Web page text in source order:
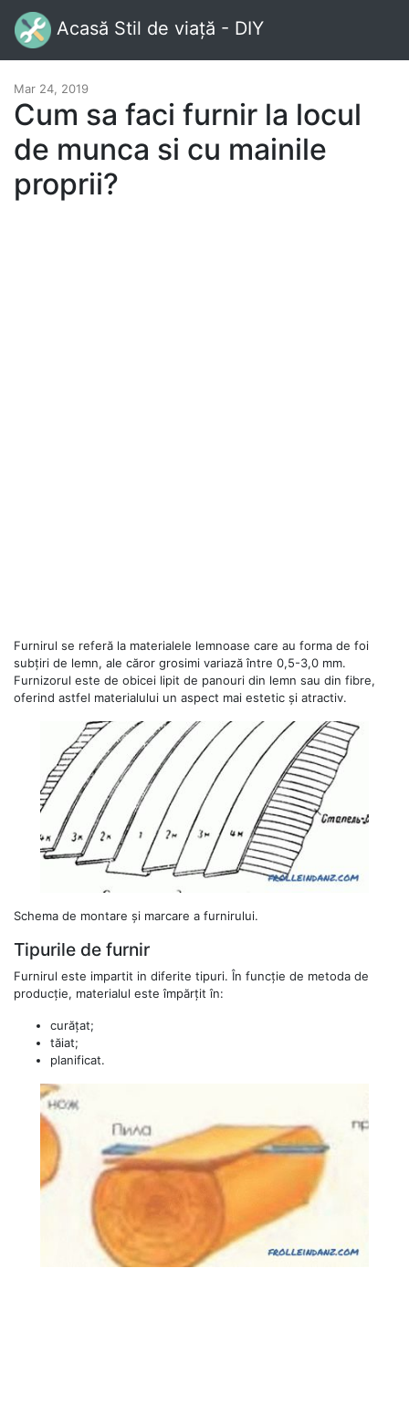
Acasă Stil de viață - DIY
Mar 24, 2019
Cum sa faci furnir la locul
de munca si cu mainile
proprii?
Furnirul se referă la materialele lemnoase care au forma de foi
subțiri de lemn, ale căror grosimi variază între 0,5-3,0 mm.
Furnizorul este de obicei lipit de panouri din lemn sau din fibre,
oferind astfel materialului un aspect mai estetic și atractiv.
Schema de montare și marcare a furnirului.
Tipurile de furnir
Furnirul este impartit in diferite tipuri. În funcție de metoda de
producție, materialul este împărțit în:
curățat;
tăiat;
planificat.